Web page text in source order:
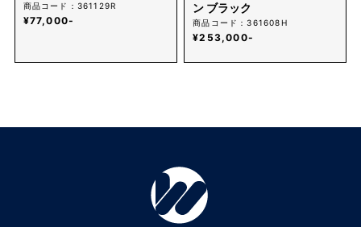
商品コード：361129R
¥77,000-
ン ブラック
商品コード：361608H
¥253,000-